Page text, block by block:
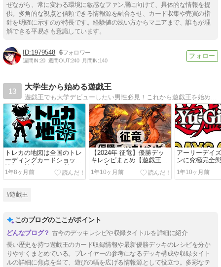
ぜながら、常に変わる環境に敏感なファン層に向けて、具体的な情報を提
供。多角的な視点と信頼できる情報源を融合させ、カード収集や売買の指
針を明確に示すのが特長です。経験値の浅い方からマニアまで、誰もが理
解できる平易さも意識しています。
1979548 6
週間IN:20 週間OUT:240 月間IN:140
13
大学生から始める遊戯王
トレカの地図は全国のトレ
ーディングカードショップ
情報が検索できる便利サイ
ト
1年8ヶ月前
【2024年 征竜】優勝デッ
キレシピまとめ【遊戯王
OCG】
1年10ヶ月前
アーリーデイ
ンに究極完全
ト・モス、も
ー・ナイト・
1年10ヶ月前
#遊戯王
このブログのここがポイント
古今のデッキレシピや収録タイトルを詳細に紹介
長い歴史を持つ遊戯王のカード収録情報や最新優勝デッキのレシピを分か
りやすくまとめている。プレイヤーの参考になるデッキ構成や収録タイト
ルの詳細に焦点を当て、遊びの幅を広げる情報源として役立つ。多彩なテ